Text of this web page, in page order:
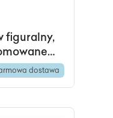
figuralny,
60.dostawa